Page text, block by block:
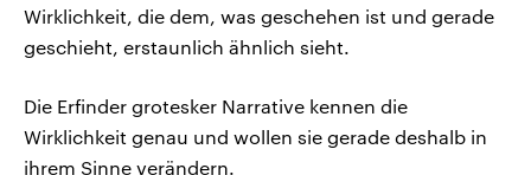
Wirklichkeit, die dem, was geschehen ist und gerade
geschieht, erstaunlich ähnlich sieht.
Die Erfinder grotesker Narrative kennen die
Wirklichkeit genau und wollen sie gerade deshalb in
ihrem Sinne verändern.